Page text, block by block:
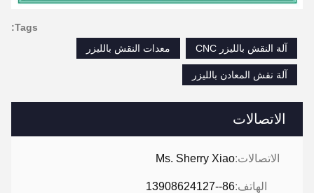
الاتصالات
الاتصالات:Ms. Sherry Xiao
الهاتف:86--13908624127
Tags:
آلة النقش بالليزر CNC
معدات النقش بالليزر
آلة نقش المعادن بالليزر